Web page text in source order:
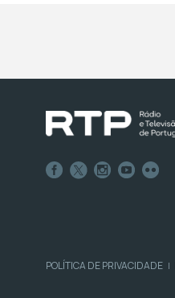
POLÍTICA DE PRIVACIDADE |